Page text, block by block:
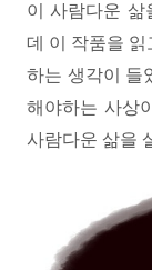
이 사람다운 삶
데 이 작품을
하는 생각이 들
해야하는 사상
사람다운 삶을